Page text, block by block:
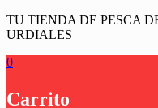
TU TIENDA DE PESCA
URDIALES
0
Carrito